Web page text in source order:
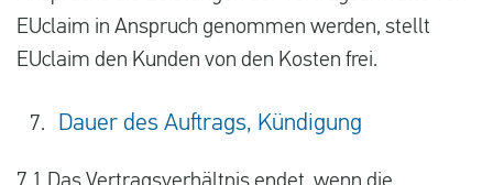
EUclaim in Anspruch genommen werden, stellt
EUclaim den Kunden von den Kosten frei.
Dauer des Auftrags, Kündigung